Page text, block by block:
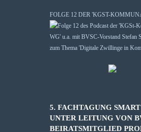
FOLGE 12 DER 'KGST-
5. FACHTAGUNG
UNTER LEITUNG VON
BEIRATSMITGLIED